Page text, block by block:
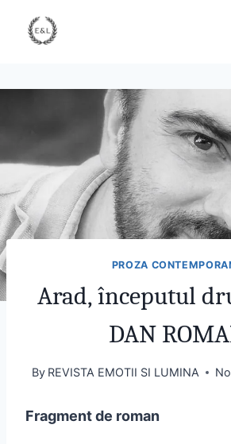
PROZA
Arad, începutul
DAN
By REVISTA EMOTII SI LUMINA
Fragment de roman